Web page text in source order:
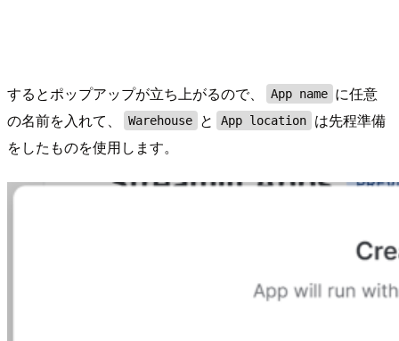
するとポップアップが立ち上がるので、 App name に任意
の名前を入れて、
Warehouse と App location
は先程準備
をしたものを使用します。